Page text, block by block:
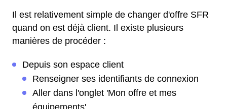
Il est relativement simple de changer d'offre SFR
quand on est déjà client. Il existe plusieurs
manières de procéder :
Depuis son espace client
Renseigner ses identifiants de connexion
Aller dans l'onglet 'Mon offre et mes